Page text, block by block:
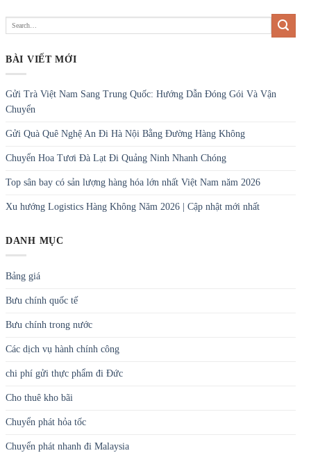
BÀI VIẾT MỚI
Gửi Trà Việt Nam Sang Trung Quốc: Hướng Dẫn Đóng Gói Và Vận
Chuyển
Gửi Quà Quê Nghệ An Đi Hà Nội Bằng Đường Hàng Không
Chuyển Hoa Tươi Đà Lạt Đi Quảng Ninh Nhanh Chóng
Top sân bay có sản lượng hàng hóa lớn nhất Việt Nam năm 2026
Xu hướng Logistics Hàng Không Năm 2026 | Cập nhật mới nhất
DANH MỤC
Bảng giá
Bưu chính quốc tế
Bưu chính trong nước
Các dịch vụ hành chính công
chi phí gửi thực phẩm đi Đức
Cho thuê kho bãi
Chuyển phát hỏa tốc
Chuyển phát nhanh đi Malaysia